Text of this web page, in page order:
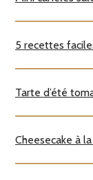
5 recettes
Tarte d’été
Cheesecake à